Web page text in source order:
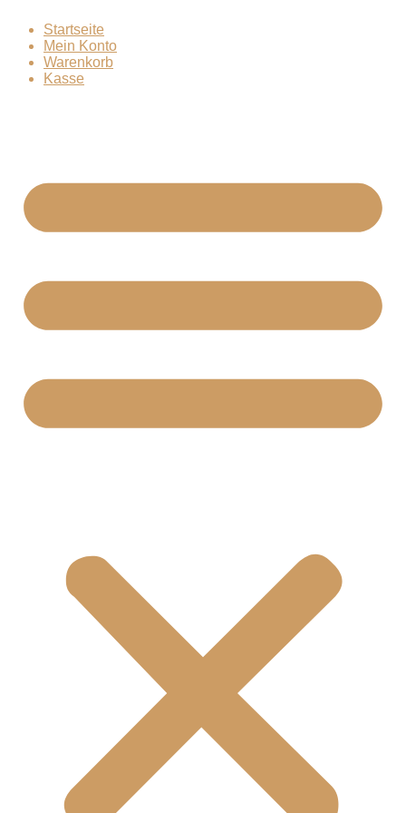
Inhalt
springen
Startseite
Mein Konto
Warenkorb
Kasse